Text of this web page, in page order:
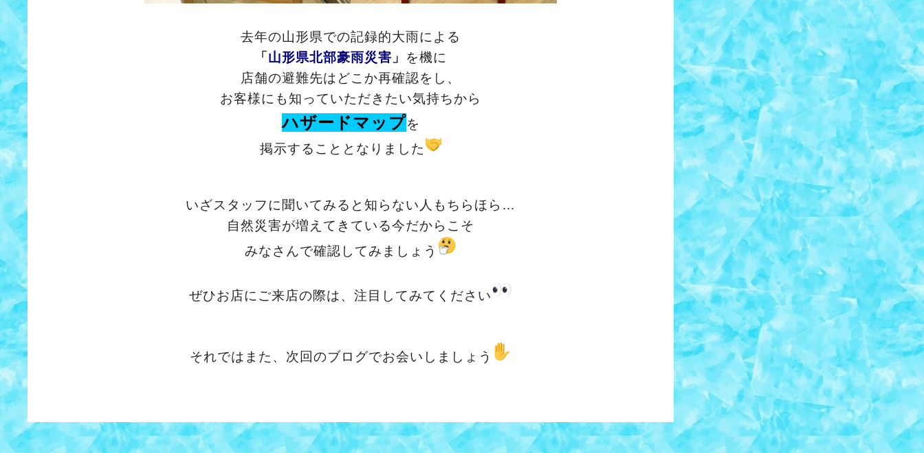
去年の山形県での記録的大雨による
「 山形県北部豪雨災害 」 を機に
店舗の避難先はどこか再確認をし、
お客様にも知っていただきたい気持ちから
ハザードマップを
掲示することとなりました
いざスタッフに聞いてみると知らない人もちらほら…
自然災害が増えてきている今だからこそ
みなさんで確認してみましょう
ぜひお店にご来店の際は、注目してみてください
それではまた、次回のブログでお会いしましょう